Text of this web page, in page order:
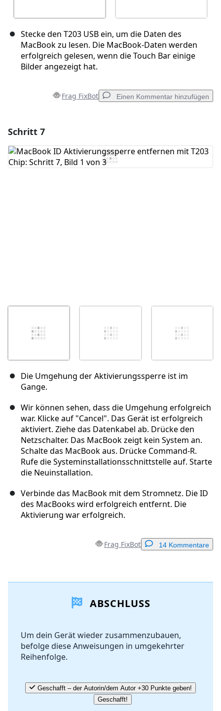
Stecke den T203 USB ein, um die Daten des
MacBook zu lesen. Die MacBook-Daten werden
erfolgreich gelesen, wenn die Touch Bar einige
Bilder angezeigt hat.
Frag FixBot Einen Kommentar hinzufügen
Kommentar hinzufügen
Schritt 7
Die Umgehung der Aktivierungssperre ist im
Gange.
Wir können sehen, dass die Umgehung erfolgreich
war. Klicke auf "Cancel". Das Gerät ist erfolgreich
aktiviert. Ziehe das Datenkabel ab. Drücke den
Netzschalter. Das MacBook zeigt kein System an.
Schalte das MacBook aus. Drücke Command-R.
Rufe die Systeminstallationsschnittstelle auf. Starte
die Neuinstallation.
Verbinde das MacBook mit dem Stromnetz. Die ID
des MacBooks wird erfolgreich entfernt. Die
Aktivierung war erfolgreich.
Frag FixBot 14 Kommentare
Kommentar hinzufügen
Abbrechen Kommentieren
ABSCHLUSS
Um dein Gerät wieder zusammenzubauen,
befolge diese Anweisungen in umgekehrter
Reihenfolge.
Geschafft – der Autorin/dem Autor +30 Punkte geben!
Geschafft!